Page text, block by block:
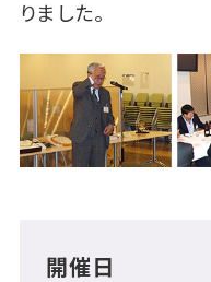
りました。
開催日